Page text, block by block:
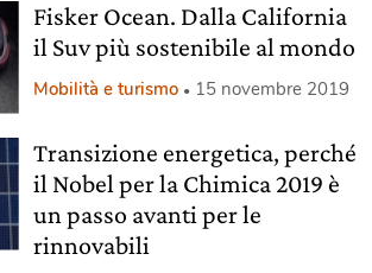
Fisker Ocean. Dalla California
il Suv più sostenibile al mondo
Mobilità e turismo 15 novembre 2019
Transizione energetica, perché
il Nobel per la Chimica 2019 è
un passo avanti per le
rinnovabili